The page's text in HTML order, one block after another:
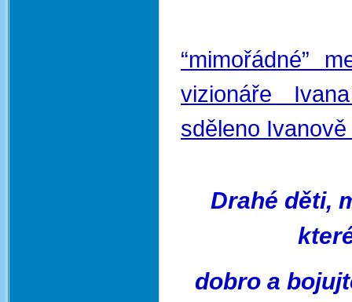
“mimořádné”
vizionáře
sděleno
Drahé děti,
dobro a